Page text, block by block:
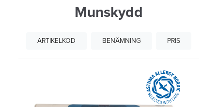
Munskydd
ARTIKELKOD BENÄMNING PRIS